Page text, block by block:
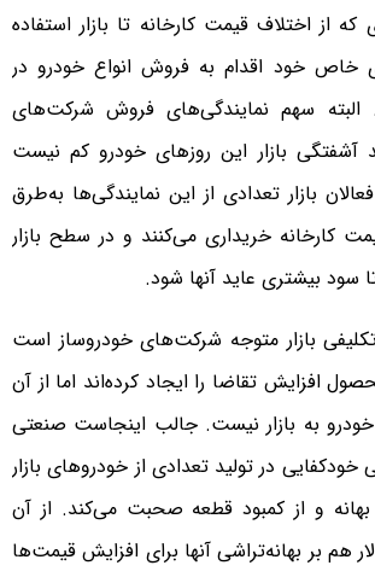
از اختلاف قیمت کارخانه تا بازار استفاده
خاص خود اقدام به فروش انواع خودرو در
البته سهم نمایندگی‌های فروش شرکت‌های
آشفتگی بازار این روزهای خودرو کم نیست
بازار تعدادی از این نمایندگی‌ها به‌طرق
کارخانه خریداری می‌کنند و در سطح بازار
سود بیشتری عاید آنها شود.
بازار متوجه شرکت‌های خودروساز است
افزایش تقاضا را ایجاد کرده‌اند اما از آن
به بازار نیست. جالب اینجاست صنعتی
در تولید تعدادی از خودروهای بازار
بهانه و از کمبود قطعه صحبت می‌کند. از آن
هم بر بهانه‌تراشی آنها برای افزایش قیمت‌ها